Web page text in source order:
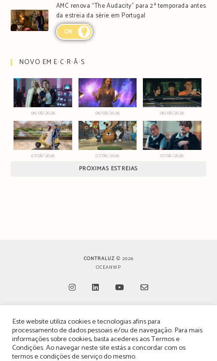
AMC renova “The Audacity” para 2ª temporada antes
da estreia da série em Portugal
ON
NOVO EM E∙C∙R∙Ã∙S
06/08/2026 06/08/2026 06/08/2026
07/08/2026 07/08/2026 07/08/2026
PRÓXIMAS ESTREIAS
CONTRALUZ © 2026
OCEANWP
in
a
new
in
a
new
in
a
new
in
a
new
TERMOS, CONDIÇÕES & POLÍTICA DE PRIVACIDADE
ESTATUTO EDITORIAL
Este website utiliza cookies e tecnologias afins para
processamento de dados pessoais e/ou de navegação. Para mais
informações sobre cookies, basta acederes aosTermos e
Condições. Ao navegar neste site estás a concordar com os
termos e condições de serviço do mesmo.